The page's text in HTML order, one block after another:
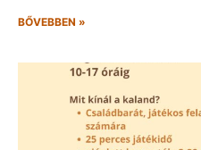
BŐVEBBEN »